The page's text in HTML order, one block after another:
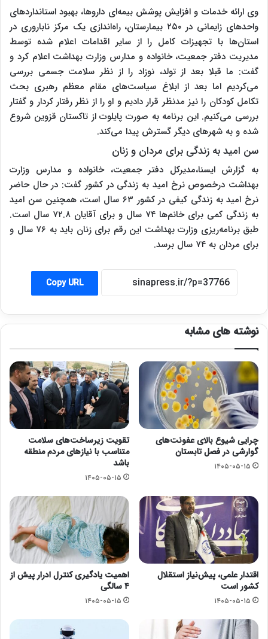
وی ارائه خدمات و افزایش پوشش بیمه‌ای داروها، بهبود استانداردهای
واحدهای زایمانی در ۲۵۰ بیمارستان، راه‌اندازی یک مرکز ناباروری در
استان‌ها با تجهیزات کامل را از سایر اقدامات اعلام شده توسط
مدیریت دفتر جمعیت، خانواده و مدارس وزارت بهداشت اعلام کرد و
گفت: ما قبلا بعد از تولد، نوزاد را از نظر سلامت جسمی بررسی
می‌کردیم اما بعد از ابلاغ سیاست‌های مقام معظم رهبری بحث
تکامل کودکان را نیز مدنظر قرار دادیم و او را از نظر رفتار کردار و گفتار
بررسی می‌کنیم. این برنامه به صورت پایلوت از تاکستان قزوین شروع
شده و به شهرهای دیگر گسترش پیدا می‌کند.
سن امید به زندگی برای مردان و زنان
به گزارش ایسنا،مدیرکل دفتر جمعیت، خانواده و مدارس وزارت
بهداشت درخصوص نرخ امید به زندگی در کشور گفت: در حال حاضر
نرخ امید به زندگی کیفی در کشور ۶۳ سال است، همچنین سن امید
به زندگی کمی برای خانم‌ها ۷۴ سال و برای آقایان ۷۲.۸ سال است.
طبق برنامه‌ریزی وزارت بهداشت این رقم برای زنان باید به ۷۶ سال و
برای مردان به ۷۴ سال برسد.
Copy URL
نوشته های مشابه
چرایی شیوع بالای عفونت‌های
گوارشی در فصل تابستان
۱۴۰۵-۰۵-۱۵
تقویت زیرساخت‌های سلامت
متناسب با نیازهای مردم منطقه
باشد
۱۴۰۵-۰۵-۱۵
اقتدار علمی، پیش‌نیاز استقلال
کشور است
۱۴۰۵-۰۵-۱۵
اهمیت یادگیری کنترل ادرار پیش از
۴ سالگی
۱۴۰۵-۰۵-۱۵